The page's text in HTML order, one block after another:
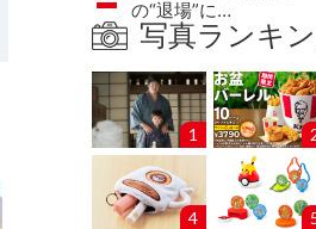
の“退場”に…
写真ランキ
1
4